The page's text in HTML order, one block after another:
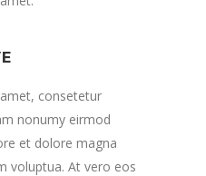
consetetur
nonumy eirmod
et dolore magna
voluptua. At vero eos